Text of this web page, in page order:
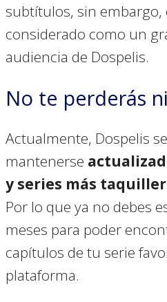
subtítulos, sin embargo,
considerado como un
audiencia de Dospelis.
No te perderás
Actualmente, Dospelis
mantenerse
y series más
Por lo que ya no debes
meses para poder
capítulos de tu serie
plataforma.